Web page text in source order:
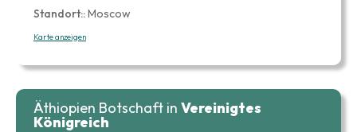
Standort::Moscow
Karte anzeigen
Äthiopien Botschaft in Vereinigtes
Königreich